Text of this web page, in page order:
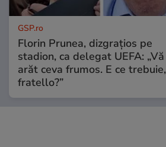
GSP.ro
Florin Prunea, dizgrațios pe
stadion, ca delegat UEFA: „Vă
arăt ceva frumos. E ce trebuie,
fratello?”